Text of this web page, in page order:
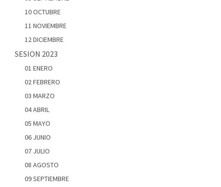
10 OCTUBRE
11 NOVIEMBRE
12 DICIEMBRE
SESION 2023
01 ENERO
02 FEBRERO
03 MARZO
04 ABRIL
05 MAYO
06 JUNIO
07 JULIO
08 AGOSTO
09 SEPTIEMBRE